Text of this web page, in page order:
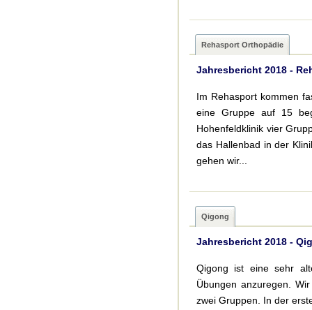
Rehasport Orthopädie
Jahresbericht 2018 -
Im Rehasport kommen
eine Gruppe auf 15
Hohenfeldklinik vier
das Hallenbad in der
gehen wir...
Qigong
Jahresbericht 2018 -
Qigong ist eine sehr
Übungen anzuregen.
zwei Gruppen. In der